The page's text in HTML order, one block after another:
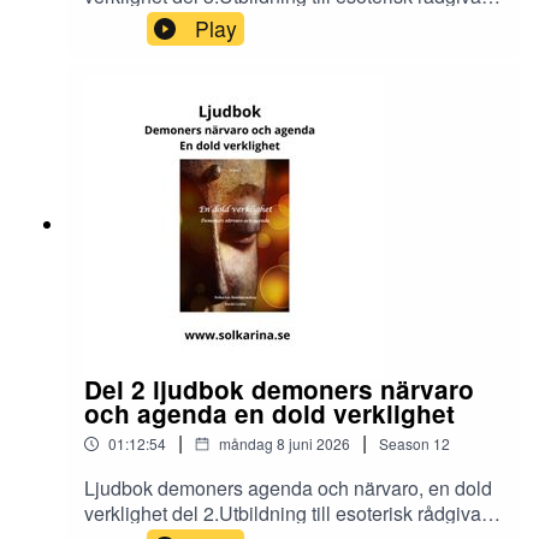
och dimensionsmedium
https://solkarina.se/produkt/dimensionell-
https://www.facebook.com/groups/16251419920
40360.Solkarina Sinnligkunskap®
//.http://www.medireiki.sehttp://www.solkarina.seh
ttp://www.sannessens.se min digitala
kursgårdInstagram:
http://www.instagram.com/iamsolkarina.seFaceb
ook: https://www.facebook.com/profile.php?
id=61573215027349Youtube:
https://www.youtube.com/@solkarinaKalender:htt
ps://solkarina.se/kalender/
Play
Del 2 ljudbok demoners närvaro
och agenda en dold verklighet
01:12:54 | måndag 8 juni 2026 | Season 12
Ljudbok demoners agenda och närvaro, en dold
verklighet del 2.Utbildning till esoterisk rådgivare